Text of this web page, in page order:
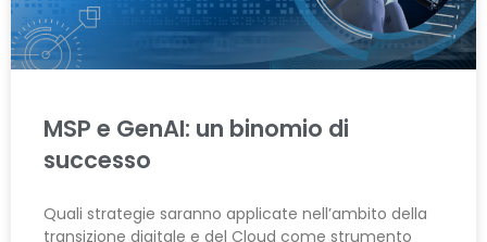
MSP e GenAI: un binomio di
successo
Quali strategie saranno applicate nell’ambito della
transizione digitale e del Cloud come strumento